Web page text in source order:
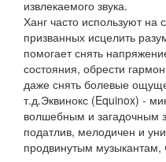
извлекаемого звука.
Ханг часто используют на
призванных исцелить
помогает снять
состояния, обрести
даже снять болевые
т.д.Эквинокс (Equinox) -
волшебным и загадочным
податлив, мелодичен и
продвинутым музыкантам,